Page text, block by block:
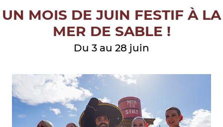
UN MOIS DE JUIN FESTIF À LA
MER DE SABLE !
Du 3 au 28 juin